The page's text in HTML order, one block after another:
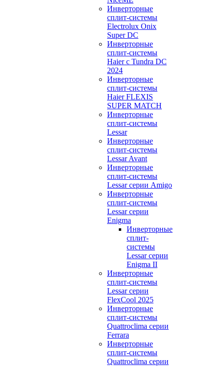
Инверторные
сплит-системы
Electrolux Onix
Super DC
Инверторные
сплит-системы
Haier c Tundra DC
2024
Инверторные
сплит-системы
Haier FLEXIS
SUPER MATCH
Инверторные
сплит-системы
Lessar
Инверторные
сплит-системы
Lessar Avant
Инверторные
сплит-системы
Lessar серии Amigo
Инверторные
сплит-системы
Lessar серии
Enigma
Инверторные
сплит-
системы
Lessar серии
Enigma II
Инверторные
сплит-системы
Lessar серии
FlexCool 2025
Инверторные
сплит-системы
Quattroclima серии
Ferrara
Инверторные
сплит-системы
Quattroclima серии